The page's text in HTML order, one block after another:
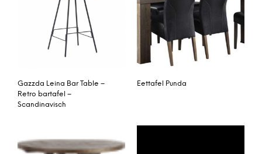
Gazzda Leina Bar Table –
Retro bartafel –
Scandinavisch
Eettafel Punda